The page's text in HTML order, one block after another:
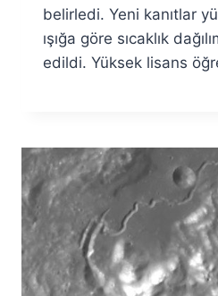
belirledi. Yeni kanıtlar
ışığa göre sıcaklık
edildi. Yüksek lisans